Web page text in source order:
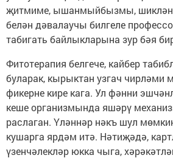
җитмиме, ышанмыйбызмы,
белән дәвалаучы билгеле
табигать байлыкларына зур бәя
Фитотерапия белгече, кайбер
буларак, кырыктан узгач чирләми
фикерне кире кага. Ул фәнни
кеше организмында яшәрү
раслаган. Үләннәр нәкъ шул
кушарга ярдәм итә. Нәтиҗәдә,
үзенчәлекләр юкка чыга,